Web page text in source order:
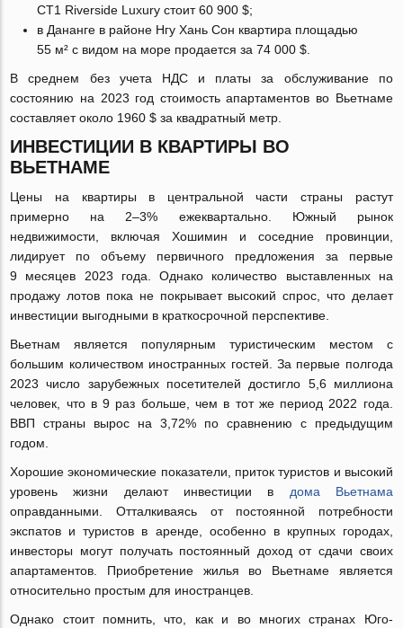
CT1 Riverside Luxury стоит 60 900 $;
в Дананге в районе Нгу Хань Сон квартира площадью
55 м² с видом на море продается за 74 000 $.
В среднем без учета НДС и платы за обслуживание по
состоянию на 2023 год стоимость апартаментов во Вьетнаме
составляет около 1960 $ за квадратный метр.
ИНВЕСТИЦИИ В КВАРТИРЫ ВО
ВЬЕТНАМЕ
Цены на квартиры в центральной части страны растут
примерно на 2–3% ежеквартально. Южный рынок
недвижимости, включая Хошимин и соседние провинции,
лидирует по объему первичного предложения за первые
9 месяцев 2023 года. Однако количество выставленных на
продажу лотов пока не покрывает высокий спрос, что делает
инвестиции выгодными в краткосрочной перспективе.
Вьетнам является популярным туристическим местом с
большим количеством иностранных гостей. За первые полгода
2023 число зарубежных посетителей достигло 5,6 миллиона
человек, что в 9 раз больше, чем в тот же период 2022 года.
ВВП страны вырос на 3,72% по сравнению с предыдущим
годом.
Хорошие экономические показатели, приток туристов и высокий
уровень жизни делают инвестиции в дома Вьетнама
оправданными. Отталкиваясь от постоянной потребности
экспатов и туристов в аренде, особенно в крупных городах,
инвесторы могут получать постоянный доход от сдачи своих
апартаментов. Приобретение жилья во Вьетнаме является
относительно простым для иностранцев.
Однако стоит помнить, что, как и во многих странах Юго-